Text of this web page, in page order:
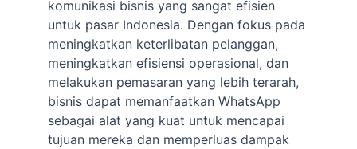
komunikasi bisnis yang sangat efisien
untuk pasar Indonesia. Dengan fokus pada
meningkatkan keterlibatan pelanggan,
meningkatkan efisiensi operasional, dan
melakukan pemasaran yang lebih terarah,
bisnis dapat memanfaatkan WhatsApp
sebagai alat yang kuat untuk mencapai
tujuan mereka dan memperluas dampak